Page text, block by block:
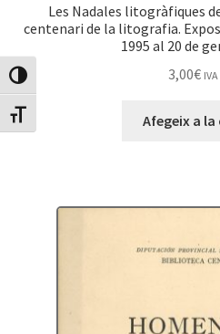
Canvia Alt Contrast
Canvia mida de lletra
Les Nadales litogràfiques
centenari de la litografia.
1995 al 20 de
3,00€
Afegeix a